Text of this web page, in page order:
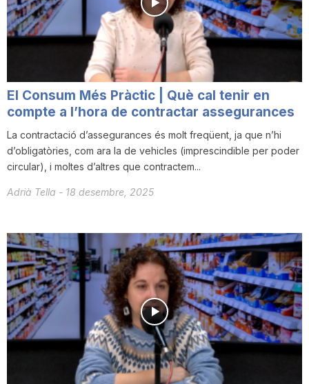
T
a
r
g
o
El Consum Més Pràctic | Què cal tenir en
compte a l’hora de contractar assegurances
La contractació d’assegurances és molt freqüent, ja que n’hi
d’obligatòries, com ara la de vehicles (imprescindible per poder
circular), i moltes d’altres que contractem...
Adrià Tella - 18 desembre, 2025